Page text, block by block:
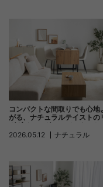
コンパクトな間取りでも心地
がる、ナチュラルテイストの
グダイニングコーディネート
2026.05.12
ナチュラル